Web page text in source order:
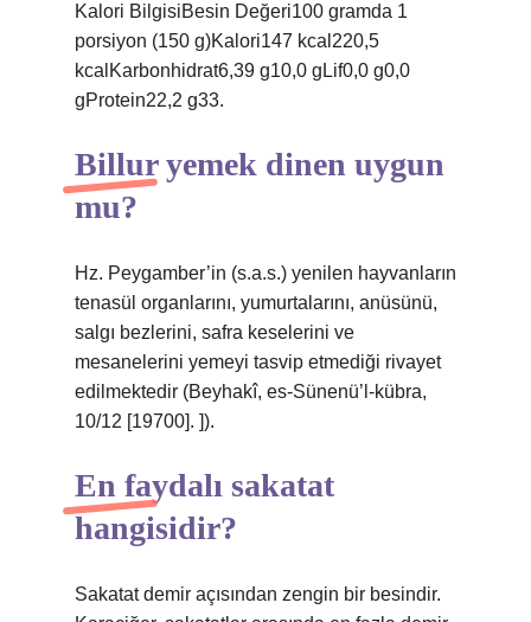
Kalori BilgisiBesin Değeri100 gramda 1
porsiyon (150 g)Kalori147 kcal220,5
kcalKarbonhidrat6,39 g10,0 gLif0,0 g0,0
gProtein22,2 g33.
Billur yemek dinen uygun
mu?
Hz. Peygamber’in (s.a.s.) yenilen hayvanların
tenasül organlarını, yumurtalarını, anüsünü,
salgı bezlerini, safra keselerini ve
mesanelerini yemeyi tasvip etmediği rivayet
edilmektedir (Beyhakî, es-Sünenü’l-kübra,
10/12 [19700]. ]).
En faydalı sakatat
hangisidir?
Sakatat demir açısından zengin bir besindir.